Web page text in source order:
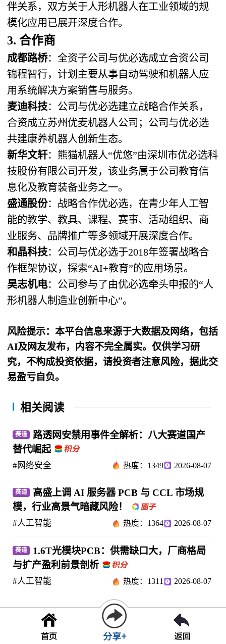
伴关系，双方关于人形机器人在工业领域的规
模化应用已展开深度合作。
3. 合作商
成都路桥：全资子公司与优必选成立合资公司
锦程智行，计划主要从事自动驾驶和机器人应
用系统解决方案销售与服务。
麦迪科技：公司与优必选建立战略合作关系，
合资成立苏州优麦机器人公司；公司与优必选
共建康养机器人创新生态。
新华文轩：熊猫机器人“优悠”由深圳市优必选科
技股份有限公司开发，该业务属于公司教育信
息化及教育装备业务之一。
盛通股份：战略合作优必选，在青少年人工智
能的教学、教具、课程、赛事、活动组织、商
业服务、品牌推广等多领域开展深度合作。
和晶科技：公司与优必选于2018年签署战略合
作框架协议，探索“AI+教育”的应用场景。
昊志机电：公司参与了由优必选牵头申报的“人
形机器人制造业创新中心”。
风险提示：本平台信息来源于大数据及网络，包括
AI及网友发布，内容不完全属实。仅供学习研
究，不构成投资依据，请投资者注意风险，据此交
易盈亏自负。
相关阅读
赛道
路透网安禁用事件全解析：八大赛道国产
替代崛起
#网络安全 热度：1349 2026-08-07
赛道
高盛上调 AI 服务器 PCB 与 CCL 市场规
模，行业高景气暗藏风险！
#人工智能 热度：1364 2026-08-07
赛道
1.6T光模块PCB：供需缺口大，厂商格局
与扩产盈利前景剖析
#人工智能 热度：1311 2026-08-07